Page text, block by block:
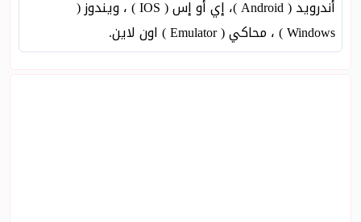
أندرويد ( Android )، إي أو إس ( IOS ) ، ويندوز (
Windows ) ، محاكي ( Emulator ) اون لاين.